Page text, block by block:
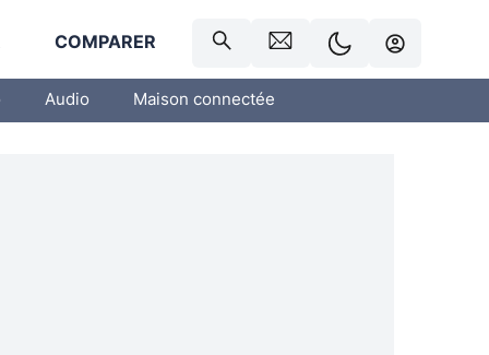
COMPARER
Audio Maison connectée